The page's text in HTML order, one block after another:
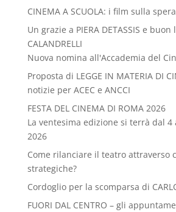
CINEMA A SCUOLA: i film sulla
Un grazie a PIERA DETASSIS e buon
CALANDRELLI
Nuova nomina all'Accademia del
Proposta di LEGGE IN MATERIA DI
notizie per ACEC e ANCCI
FESTA DEL CINEMA DI ROMA 2026
La ventesima edizione si terrà dal 4
2026
Come rilanciare il teatro attraverso
strategiche?
Cordoglio per la scomparsa di
FUORI DAL CENTRO – gli